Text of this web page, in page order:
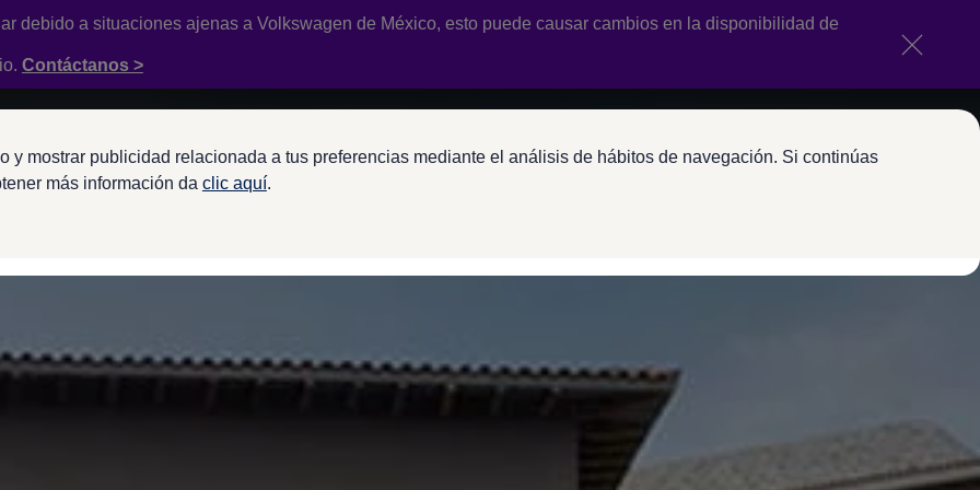
y mostrar publicidad relacionada a tus preferencias mediante el análisis de hábitos de navegación. Si continúas
más información da clic aquí.
debido a situaciones ajenas a Volkswagen de México, esto puede causar cambios en la disponibilidad de
Contáctanos >